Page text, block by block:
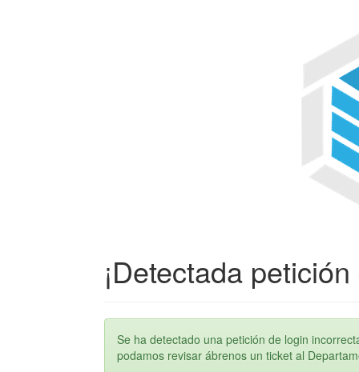
¡Detectada
Se ha detectado una petición de login
podamos revisar ábrenos un ticket al